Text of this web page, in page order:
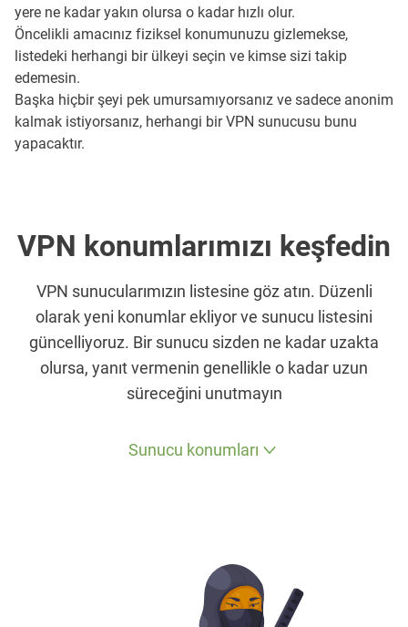
yere ne kadar yakın olursa o kadar hızlı olur.
Öncelikli amacınız fiziksel konumunuzu gizlemekse,
listedeki herhangi bir ülkeyi seçin ve kimse sizi takip
edemesin.
Başka hiçbir şeyi pek umursamıyorsanız ve sadece anonim
kalmak istiyorsanız, herhangi bir VPN sunucusu bunu
yapacaktır.
VPN konumlarımızı keşfedin
VPN sunucularımızın listesine göz atın. Düzenli
olarak yeni konumlar ekliyor ve sunucu listesini
güncelliyoruz. Bir sunucu sizden ne kadar uzakta
olursa, yanıt vermenin genellikle o kadar uzun
süreceğini unutmayın
Sunucu konumları